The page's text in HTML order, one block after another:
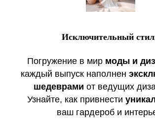
Исключительный
Погружение в мир моды и
каждый выпуск наполнен
шедеврами от ведущих
Узнайте, как привнести
ваш гардероб и